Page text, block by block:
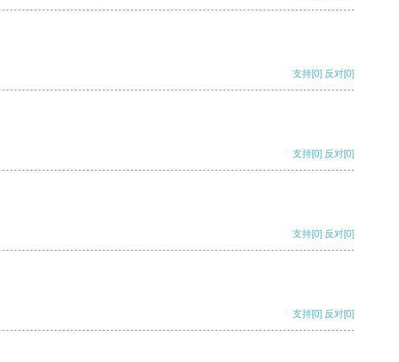
支持[0] 反对[0]
支持[0] 反对[0]
支持[0] 反对[0]
支持[0] 反对[0]